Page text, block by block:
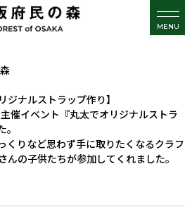
MENU
ナルストラップ作り】
催イベント『丸太でオリジナルストラ
くりなど思わず手に取りたくなるクラフ
んの子供たちが参加してくれました。